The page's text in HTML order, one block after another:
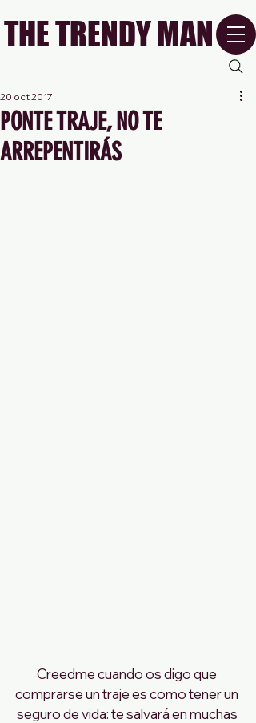
THE TRENDY MAN
PONTE TRAJE, NO TE
ARREPENTIRÁS
20 oct 2017
Creedme cuando os digo que
comprarse un traje es como tener un
seguro de vida: te salvará en muchas